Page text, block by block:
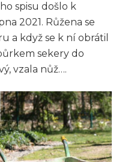
spisu došlo k
2021. Růžena se
a když se k ní obrátil
sekery do
vzala nůž….